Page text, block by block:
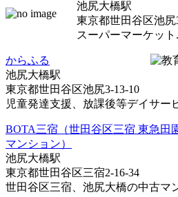
池尻大橋駅
東京都世田谷区池
スーパーマーケット
からふる
池尻大橋駅
東京都世田谷区池尻3-13-10
児童発達支援、放課後等デイサー
BOTA三宿（世田谷区三宿 東急田
マンション）
池尻大橋駅
東京都世田谷区三宿2-16-34
世田谷区三宿、池尻大橋の中古マ